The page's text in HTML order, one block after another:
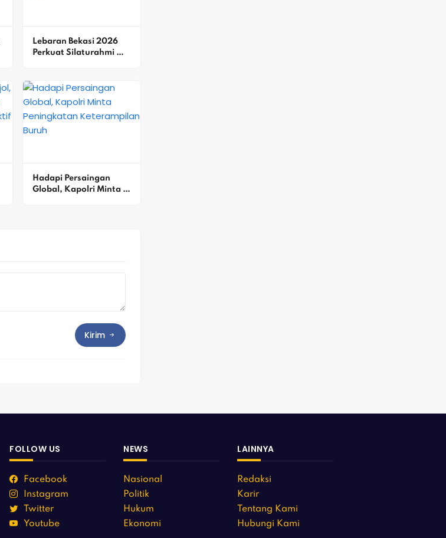
Lebaran Bekasi 2026
Perkuat Silaturahmi
Hadapi Persaingan
Global, Kapolri Minta
Kirim
FOLLOW US
Facebook
Instagram
Twitter
Youtube
NEWS
Nasional
Politik
Hukum
Ekonomi
LAINNYA
Redaksi
Karir
Tentang Kami
Hubungi Kami